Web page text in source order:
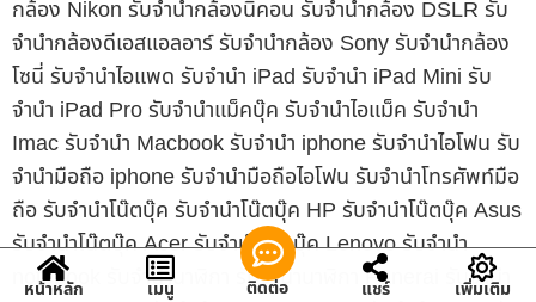
กล้อง Nikon รับจำนำกล้องนิคอน รับจำนำกล้อง DSLR รับ
จำนำกล้องดีเอสแอลอาร์ รับจำนำกล้อง Sony รับจำนำกล้อง
โซนี่ รับจำนำไอแพด รับจำนำ iPad รับจำนำ iPad Mini รับ
จำนำ iPad Pro รับจำนำแม็คบุ๊ค รับจำนำไอแม็ค รับจำนำ
Imac รับจำนำ Macbook รับจำนำ iphone รับจำนำไอโฟน รับ
จำนำมือถือ iphone รับจำนำมือถือไอโฟน รับจำนำโทรศัพท์มือ
ถือ รับจำนำโน๊ตบุ๊ค รับจำนำโน๊ตบุ๊ค HP รับจำนำโน๊ตบุ๊ค Asus
รับจำนำโน๊ตบุ๊ค Acer รับจำนำโน๊ตบุ๊ค Lenovo รับจำนำ
notebook รับจำนำนาฬิกา รับจำนำนาฬิกา Panerai รับจำนำ
หน้าหลัก เมนู ติดต่อ แชร์ เพิ่มเติม